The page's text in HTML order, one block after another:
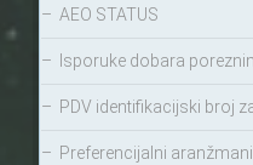
– AEO STATUS
– Isporuke dobara
– PDV identifikacijski broj
– Preferencijalni aranžmani